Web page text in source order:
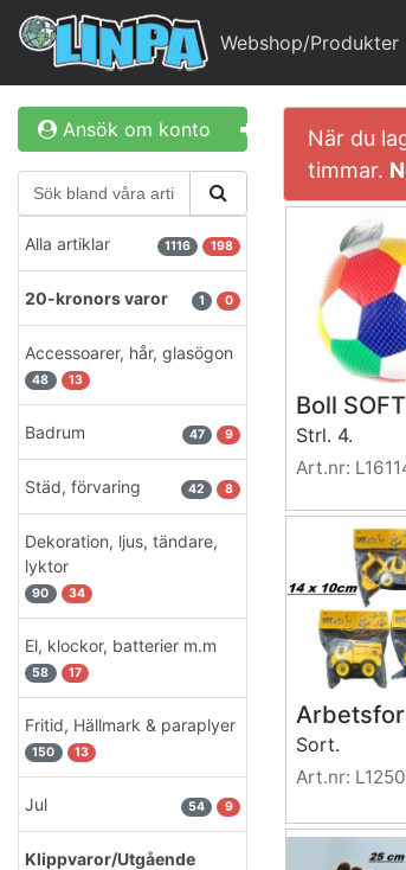
Webshop/Produkter
Ansök om konto Logga in
Alla artiklar 1116 198
20-kronors varor 1 0
Accessoarer, hår, glasögon
48 13
Badrum 47 9
Städ, förvaring 42 8
Dekoration, ljus, tändare,
lyktor
90 34
El, klockor, batterier m.m
58 17
Fritid, Hällmark & paraplyer
150 13
Jul 54 9
Klippvaror/Utgående
När du
timmar.
Boll SOFT
Strl. 4.
Art.nr:
Sort.
Art.nr: